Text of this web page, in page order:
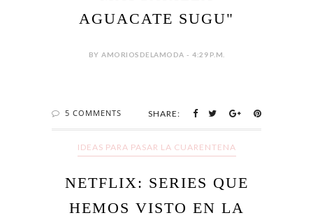
AGUACATE SUGU"
BY AMORIOSDELAMODA - 4:29 P.M.
5 COMMENTS SHARE:
IDEAS PARA PASAR LA CUARENTENA
NETFLIX: SERIES QUE
HEMOS VISTO EN LA